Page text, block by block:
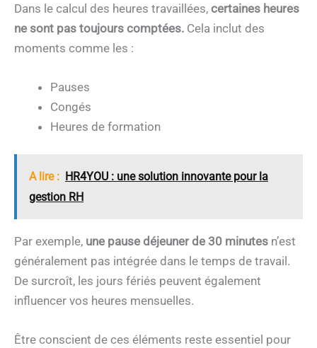
Dans le calcul des heures travaillées, certaines heures
ne sont pas toujours comptées. Cela inclut des
moments comme les :
Pauses
Congés
Heures de formation
A lire : HR4YOU : une solution innovante pour la
gestion RH
Par exemple, une pause déjeuner de 30 minutes n’est
généralement pas intégrée dans le temps de travail.
De surcroît, les jours fériés peuvent également
influencer vos heures mensuelles.
Être conscient de ces éléments reste essentiel pour